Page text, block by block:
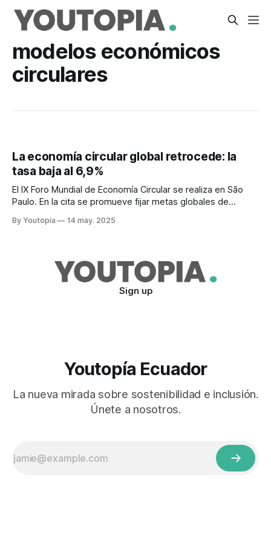
modelos económicos
circulares
La economía circular global retrocede: la
tasa baja al 6,9%
El IX Foro Mundial de Economía Circular se realiza en São
Paulo. En la cita se promueve fijar metas globales de
By Youtopia 14 may. 2025
Sign up
Youtopía Ecuador
La nueva mirada sobre sostenibilidad e inclusión.
Únete a nosotros.